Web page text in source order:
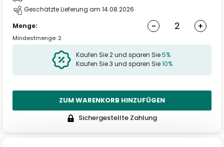
Geschätzte Lieferung am 14.08.2026
Menge:
- +
Mindestmenge: 2
Kaufen Sie 2 und sparen Sie5%
Kaufen Sie 3 und sparen Sie10%
ZUM WARENKORB HINZUFÜGEN
Sichergestellte Zahlung